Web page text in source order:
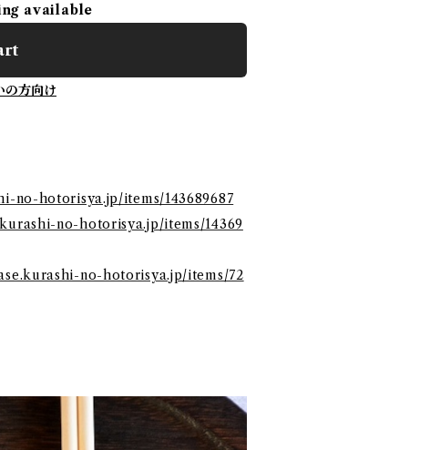
available
の方向け
no-hotorisya.jp/items/143689687
no-hotorisya.jp/items/14369
no-hotorisya.jp/items/72